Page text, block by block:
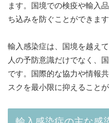
ます。国境での検疫や輸入
ち込みを防ぐことができます
輸入感染症は、国境を越え
人の予防意識だけでなく、
です。国際的な協力や情報
スクを最小限に抑えることが